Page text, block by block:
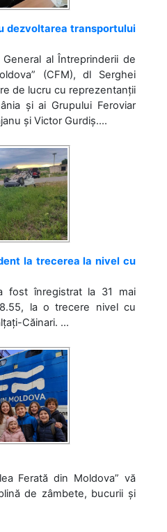
dezvoltarea transportului
al Întreprinderii de
(CFM), dl Serghei
de lucru cu reprezentanții
și ai Grupului Feroviar
și Victor Gurdiș....
la trecerea la nivel cu
fost înregistrat la 31 mai
la o trecere nivel cu
Căinari. ...
Ferată din Moldova” vă
de zâmbete, bucurii și